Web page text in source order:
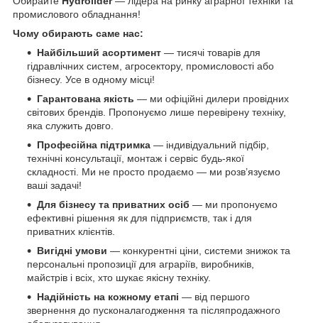
промислового обладнання!
Чому обирають саме нас:
Найбільший асортимент — тисячі товарів для
гідравлічних систем, агросектору, промисловості або
бізнесу. Усе в одному місці!
Гарантована якість — ми офіційні дилери провідних
світових брендів. Пропонуємо лише перевірену техніку,
яка служить довго.
Професійна підтримка — індивідуальний підбір,
технічні консультації, монтаж і сервіс будь-якої
складності. Ми не просто продаємо — ми розв’язуємо
ваші задачі!
Для бізнесу та приватних осіб — ми пропонуємо
ефективні рішення як для підприємств, так і для
приватних клієнтів.
Вигідні умови — конкурентні ціни, системи знижок та
персональні пропозиції для аграріїв, виробників,
майстрів і всіх, хто шукає якісну техніку.
Надійність на кожному етапі — від першого
звернення до пусконалагодження та післяпродажного